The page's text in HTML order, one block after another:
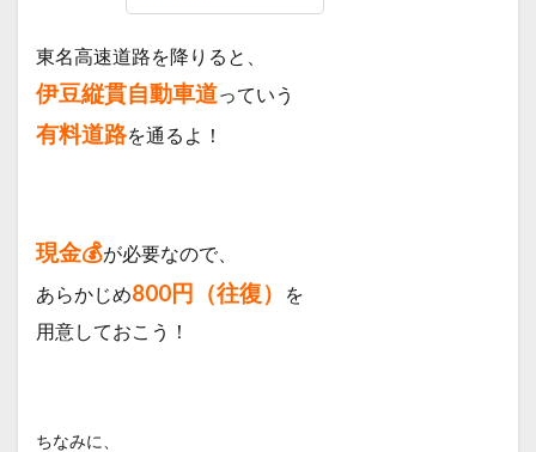
ウェ
イ函
南
1.6
今回
東名高速道路を降りると、
伊豆縦貫自動車道っていう
有料道路を通るよ！
現金💰が必要なので、
あらかじめ800円（往復）
を
用意しておこう！
ちなみに、